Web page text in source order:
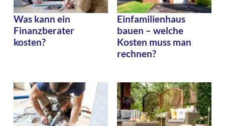
Was kann ein
Finanzberater
kosten?
Einfamilienhaus
bauen – welche
Kosten muss man
rechnen?